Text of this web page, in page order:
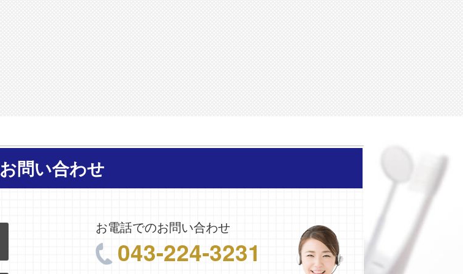
お問い合わせ
お電話でのお問い合わせ
043-224-3231